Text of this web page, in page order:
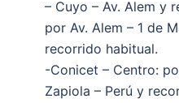
– Cuyo – Av. Alem y
por Av. Alem – 1 de
recorrido habitual.
-Conicet – Centro:
Zapiola – Perú y